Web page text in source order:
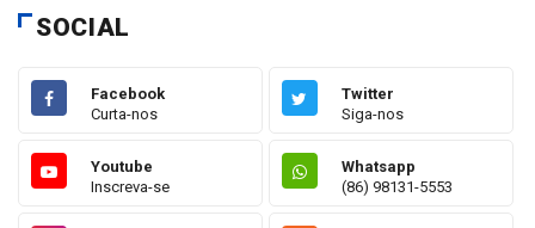
SOCIAL
Facebook
Curta-nos
Twitter
Siga-nos
Youtube
Inscreva-se
Whatsapp
(86) 98131-5553